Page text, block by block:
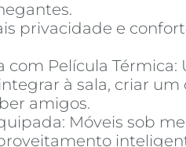
privacidade e
com Película Térmica:
à sala, criar
amigos.
Móveis sob